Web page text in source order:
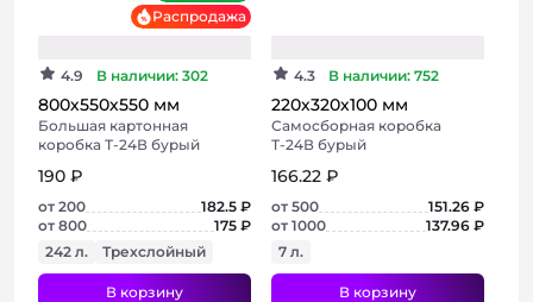
Распродажа
4.9 В наличии: 302
800х550х550 мм
Большая картонная
коробка Т-24В бурый
190 ₽
от 200
182.5 ₽
от 800
175 ₽
242 л.
Трехслойный
В корзину
4.3 В наличии: 752
220х320х100 мм
Самосборная коробка
Т-24В бурый
166.22 ₽
от 500
151.26 ₽
от 1000
137.96 ₽
7 л.
В корзину